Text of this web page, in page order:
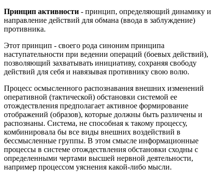
Принцип активности - принцип, определяющий динамику и
направление действий для обмана (ввода в заблуждение)
противника.
Этот принцип - своего рода синоним принципа
наступательности при ведении операций (боевых действий),
позволяющий захватывать инициативу, сохраняя свободу
действий для себя и навязывая противнику свою волю.
Процесс осмысленного распознавания внешних изменений
оперативной (тактической) обстановки системой ее
отождествления предполагает активное формирование
отображений (образов), которые должны быть различены и
распознаны. Система, не способная к такому процессу,
комбинировала бы все виды внешних воздействий в
бессмысленные группы. В этом смысле информационные
процессы в системе отождествления обстановки сходны с
определенными чертами высшей нервной деятельности,
например процессом уяснения какой-либо мысли.